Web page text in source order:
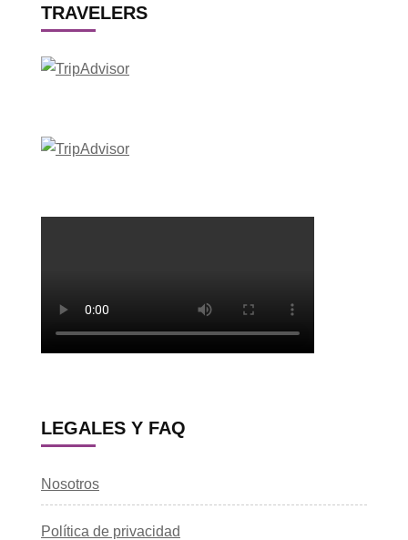
TRAVELERS
LEGALES Y FAQ
Nosotros
Política de privacidad